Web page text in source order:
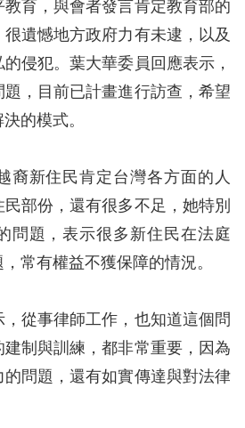
育，與會者發言肯定教育部的
遺憾地方政府力有未逮，以及
侵犯。葉大華委員回應表示，
，目前已計畫進行訪查，希望
的模式。
裔新住民肯定台灣各方面的人
部份，還有很多不足，她特別
問題，表示很多新住民在法庭
常有權益不獲保障的情況。
從事律師工作，也知道這個問
制與訓練，都非常重要，因為
問題，還有如實傳達與對法律